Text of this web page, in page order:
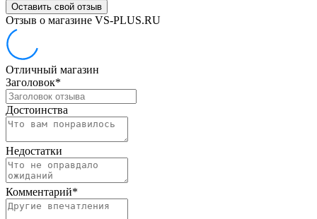
Оставить свой отзыв
Отзыв о магазине VS-PLUS.RU
Отличный магазин
Заголовок*
Достоинства
Недостатки
Комментарий*